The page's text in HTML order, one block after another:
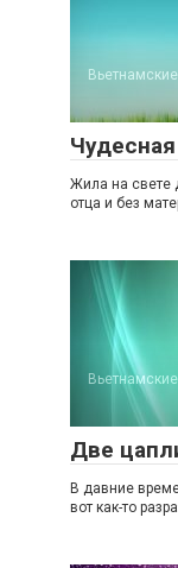
Жила на свете
отца и без
Две
В давние
вот как-то